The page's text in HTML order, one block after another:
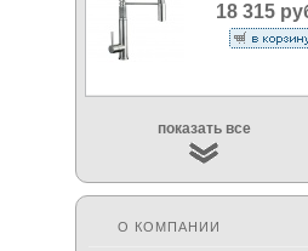
18 315
показать все
О КОМПАНИИ